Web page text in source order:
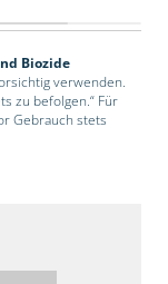
Biozide
verwenden.
zu befolgen.“ Für
Gebrauch stets